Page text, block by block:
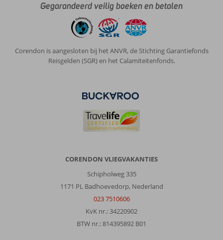
Gegarandeerd veilig boeken en betalen
Corendon is aangesloten bij het ANVR, de Stichting Garantiefonds
Reisgelden (SGR) en het Calamiteitenfonds.
CORENDON VLIEGVAKANTIES
Schipholweg 335
1171 PL Badhoevedorp, Nederland
023 7510606
KvK nr.: 34220902
BTW nr.: 814395892 B01